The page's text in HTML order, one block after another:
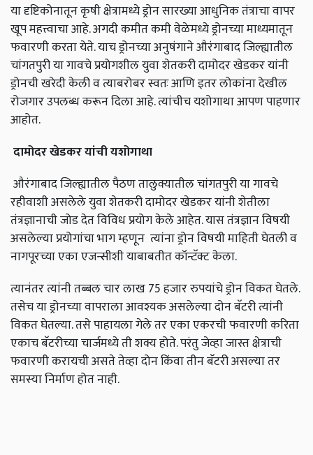
या दृष्टिकोनातून कृषी क्षेत्रामध्ये ड्रोन सारख्या आधुनिक तंत्राचा वापर
खूप महत्त्वाचा आहे. अगदी कमीत कमी वेळेमध्ये ड्रोनच्या माध्यमातून
फवारणी करता येते. याच ड्रोनच्या अनुषंगाने औरंगाबाद जिल्ह्यातील
चांगतपुरी या गावचे प्रयोगशील युवा शेतकरी दामोदर खेडकर यांनी
ड्रोनची खरेदी केली व त्याबरोबर स्वतः आणि इतर लोकांना देखील
रोजगार उपलब्ध करून दिला आहे. त्यांचीच यशोगाथा आपण पाहणार
आहोत.
दामोदरखेडकरयांचीयशोगाथा
औरंगाबाद जिल्ह्यातील पैठण तालुक्यातील चांगतपुरी या गावचे
रहीवाशी असलेले युवा शेतकरी दामोदर खेडकर यांनी शेतीला
तंत्रज्ञानाची जोड देत विविध प्रयोग केले आहेत. यास तंत्रज्ञान विषयी
असलेल्या प्रयोगांचा भाग म्हणून त्यांना ड्रोन विषयी माहिती घेतली व
नागपूरच्या एका एजन्सीशी याबाबतीत कॉन्टॅक्ट केला.
त्यानंतर त्यांनी तब्बल चार लाख 75 हजार रुपयांचे ड्रोन विकत घेतले.
तसेच या ड्रोनच्या वापराला आवश्यक असलेल्या दोन बॅटरी त्यांनी
विकत घेतल्या. तसे पाहायला गेले तर एका एकरची फवारणी करिता
एकाच बॅटरीच्या चार्जमध्ये ती शक्य होते. परंतु जेव्हा जास्त क्षेत्राची
फवारणी करायची असते तेव्हा दोन किंवा तीन बॅटरी असल्या तर
समस्या निर्माण होत नाही.